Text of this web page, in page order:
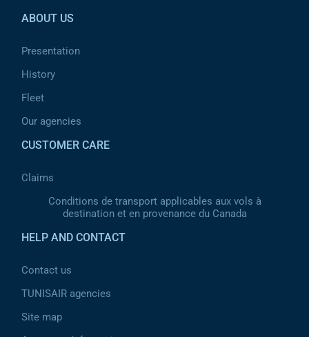
ABOUT US
Presentation
History
Fleet
Our agencies
CUSTOMER CARE
Claims
Conditions de transport applicables aux vols à
destination et en provenance du Canada
HELP AND CONTACT
Contact us
TUNISAIR agencies
Site map